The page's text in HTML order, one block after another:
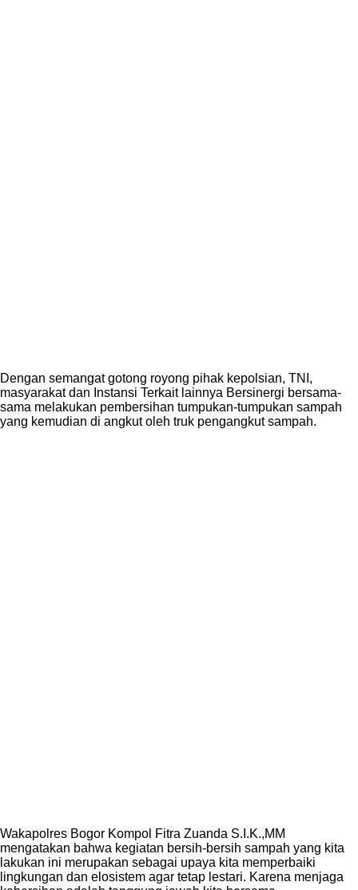
Dengan semangat gotong royong pihak kepolsian, TNI,
masyarakat dan Instansi Terkait lainnya Bersinergi bersama-
sama melakukan pembersihan tumpukan-tumpukan sampah
yang kemudian di angkut oleh truk pengangkut sampah.
Wakapolres Bogor Kompol Fitra Zuanda S.I.K.,MM
mengatakan bahwa kegiatan bersih-bersih sampah yang kita
lakukan ini merupakan sebagai upaya kita memperbaiki
lingkungan dan elosistem agar tetap lestari. Karena menjaga